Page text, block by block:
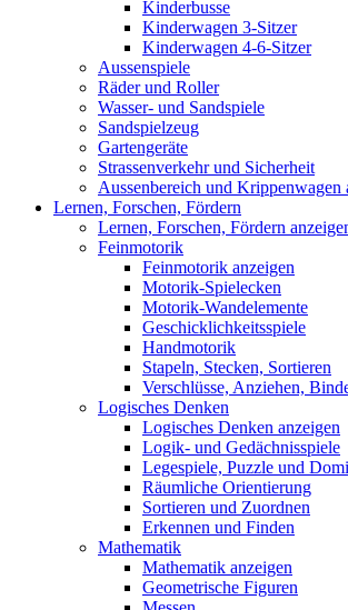
Kinderbusse
Kinderwagen 3-Sitzer
Kinderwagen 4-6-Sitzer
Aussenspiele
Räder und Roller
Wasser- und Sandspiele
Sandspielzeug
Gartengeräte
Strassenverkehr und Sicherheit
Aussenbereich und Krippenwagen
Lernen, Forschen, Fördern
Lernen, Forschen, Fördern
Feinmotorik
Feinmotorik anzeigen
Motorik-Spielecken
Motorik-Wandelemente
Geschicklichkeitsspiele
Handmotorik
Stapeln, Stecken, Sortieren
Verschlüsse, Anziehen,
Logisches Denken
Logisches Denken anzeigen
Logik- und Gedächnisspiele
Legespiele, Puzzle und
Räumliche Orientierung
Sortieren und Zuordnen
Erkennen und Finden
Mathematik
Mathematik anzeigen
Geometrische Figuren